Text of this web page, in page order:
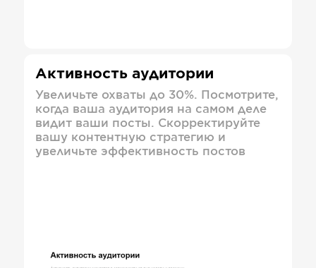
Активность аудитории
Увеличьте охваты до 30%. Посмотрите,
когда ваша аудитория на самом деле
видит ваши посты. Скорректируйте
вашу контентную стратегию и
увеличьте эффективность постов